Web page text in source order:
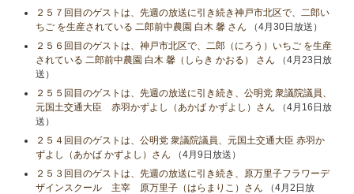
２５７回目のゲストは、先週の放送に引き続き神戸市北区で、二郎い
ちご を生産されている 二郎前中農園 白木 馨 さん （4月30日放送）
２５６回目のゲストは、神戸市北区で、二郎（にろう）いちご を生産
されている 二郎前中農園 白木 馨（しらき かおる） さん （4月23日放
送）
２５５回目のゲストは、先週の放送に引き続き、公明党 衆議院議員、
元国土交通大臣 赤羽かずよし（あかば かずよし）さん （4月16日放
送）
２５４回目のゲストは、公明党 衆議院議員、元国土交通大臣 赤羽か
ずよし（あかば かずよし）さん （4月9日放送）
２５３回目のゲストは、先週の放送に引き続き、原万里子フラワーデ
ザインスクール 主宰 原万里子（はらまりこ）さん （4月2日放